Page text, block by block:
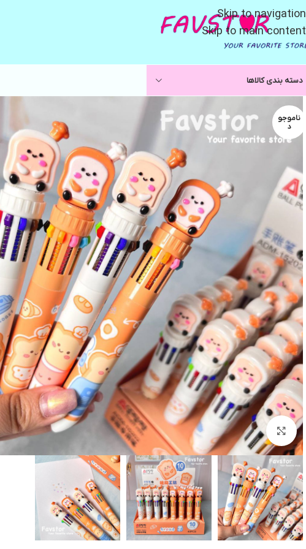
Skip to navigation
Skip to main content
دسته بندی کالاها
ناموجو
د
بزرگنمایی تصویر